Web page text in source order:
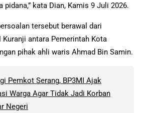
pidana,” kata Dian, Kamis 9 Juli 2026.
tersebut berawal dari
Kuranji antara Pemerintah Kota
pihak ahli waris Ahmad Bin Samin.
Pemkot Serang, BP3MI Ajak
Warga Agar Tidak Jadi Korban
Negeri